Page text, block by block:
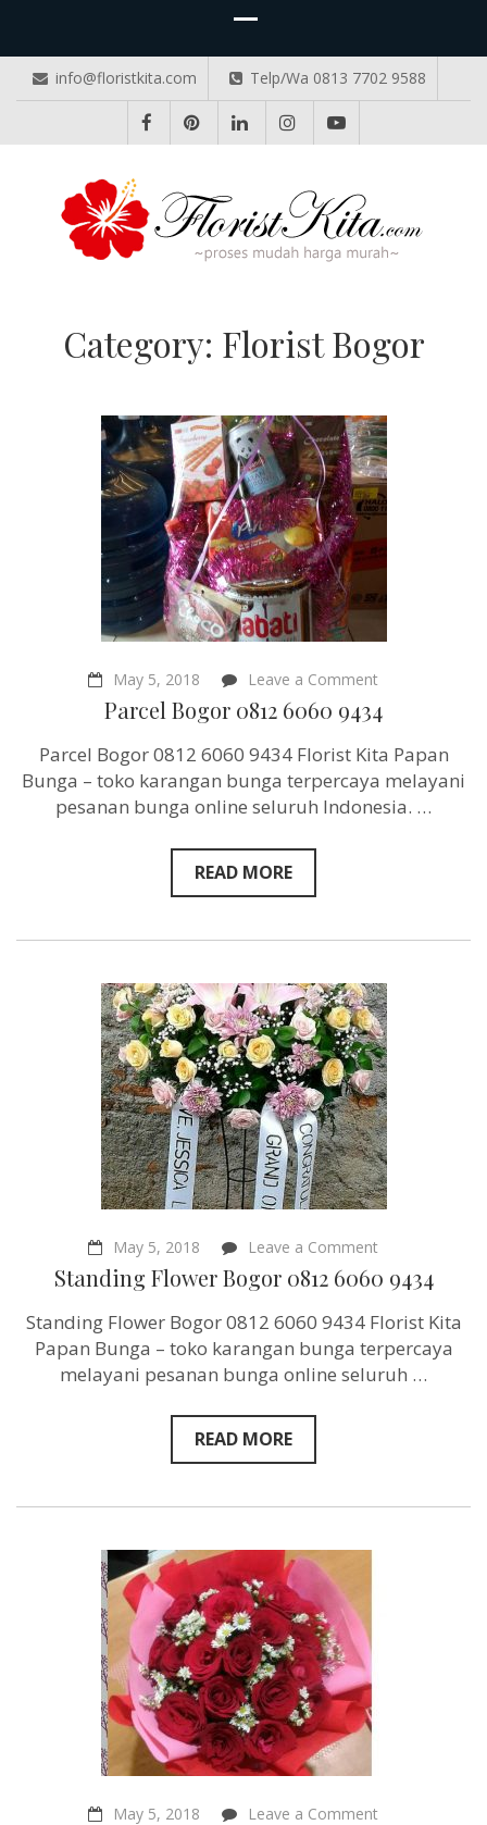
info@floristkita.com Telp/Wa 0813 7702 9588
Category: Florist Bogor
May 5, 2018 Leave a Commenton
Bogor
6060
Parcel Bogor 0812 6060 9434
Parcel Bogor 0812 6060 9434 Florist Kita Papan
Bunga – toko karangan bunga terpercaya melayani
pesanan bunga online seluruh Indonesia. …
READ MORE
May 5, 2018 Leave a Commenton
Flower
0812
9434
Standing Flower Bogor 0812 6060 9434
Standing Flower Bogor 0812 6060 9434 Florist Kita
Papan Bunga – toko karangan bunga terpercaya
melayani pesanan bunga online seluruh …
READ MORE
May 5, 2018 Leave a Commenton